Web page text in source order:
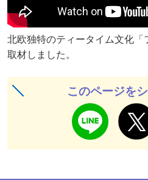
北欧独特のティータイム文化
取材しました。
このページを